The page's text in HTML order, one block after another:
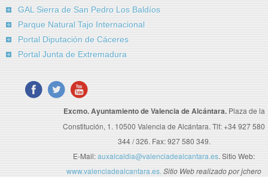
GAL Sierra de San Pedro Los Baldíos
Parque Natural Tajo Internacional
Portal Diputación de Cáceres
Portal Junta de Extremadura
Excmo. Ayuntamiento de Valencia de Alcántara. Plaza de la
Constitución, 1. 10500 Valencia de Alcántara. Tlf: +34 927 580
344 / 326. Fax: 927 580 349.
E-Mail:auxalcaldia@valenciadealcantara.es. Sitio Web:
www.valenciadealcantara.es. Sitio Web realizado por jchero